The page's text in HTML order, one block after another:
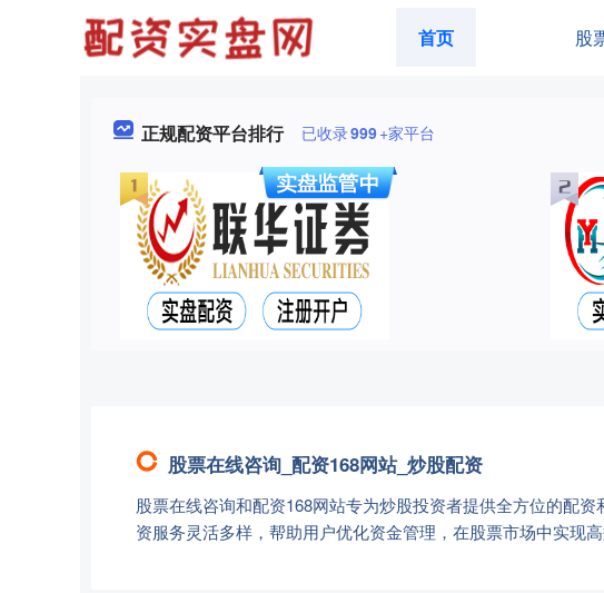
首页 股
正规配资平台排行 已收录999+家平台
股票在线咨询_配资168网站_炒股配资
股票在线咨询和配资168网站专为炒股投资者提供全方位的配
资服务灵活多样，帮助用户优化资金管理，在股票市场中实现高